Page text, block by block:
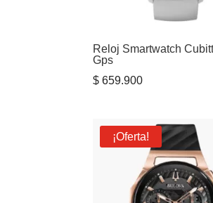
Reloj Smartwatch
Gps
$ 659.900
¡Oferta!